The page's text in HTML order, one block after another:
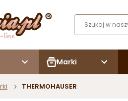
Marki
THERMOHAUSER